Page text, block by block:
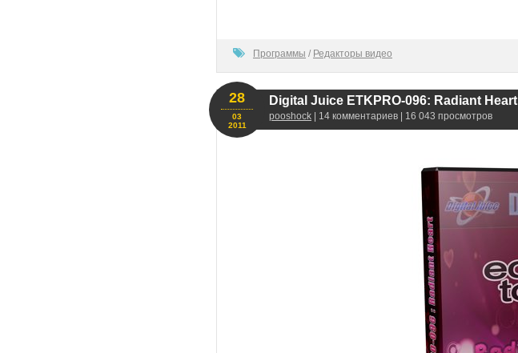
Программы / Редакторы видео
Digital Juice ETKPRO-096: Radiant Heart
pooshock | 14 комментариев | 16 043 просмотров
28
03
2011